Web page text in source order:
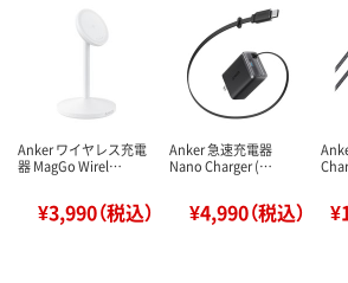
Anker ワイヤレス充電
器 MagGo Wirel…
¥3,990（税込）
Anker 急速充電器
Nano Charger (…
¥4,990（税込）